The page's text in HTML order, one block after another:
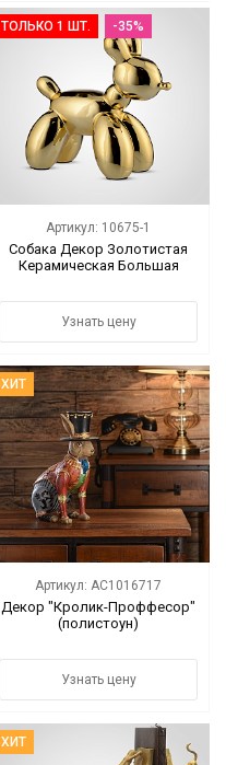
ТОЛЬКО 1 ШТ. -35%
Артикул: 10675-1
Собака Декор Золотистая
Керамическая Большая
Узнать цену
ХИТ
Артикул: AC1016717
Декор "Кролик-Проффесор"
(полистоун)
Узнать цену
ХИТ